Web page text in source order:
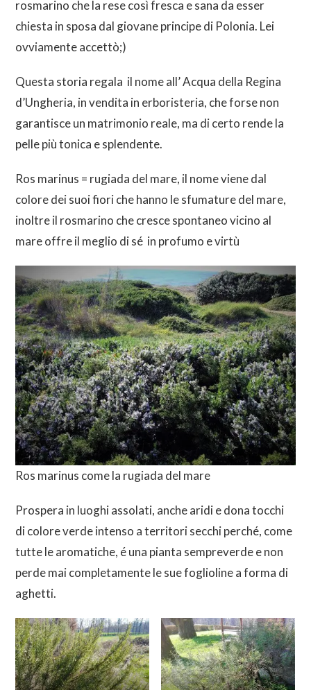
rosmarino che la rese così fresca e sana da esser
chiesta in sposa dal giovane principe di Polonia. Lei
ovviamente accettò;)
Questa storia regala il nome all’ Acqua della Regina
d’Ungheria, in vendita in erboristeria, che forse non
garantisce un matrimonio reale, ma di certo rende la
pelle più tonica e splendente.
Ros marinus = rugiada del mare, il nome viene dal
colore dei suoi fiori che hanno le sfumature del mare,
inoltre il rosmarino che cresce spontaneo vicino al
mare offre il meglio di sé in profumo e virtù
Ros marinus come la rugiada del mare
Prospera in luoghi assolati, anche aridi e dona tocchi
di colore verde intenso a territori secchi perché, come
tutte le aromatiche, é una pianta sempreverde e non
perde mai completamente le sue foglioline a forma di
aghetti.